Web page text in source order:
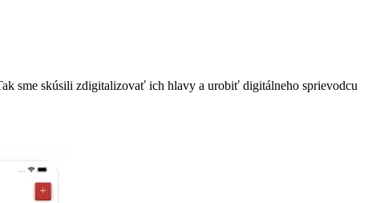
sme skúsili zdigitalizovať ich hlavy a urobiť digitálneho sprievodcu